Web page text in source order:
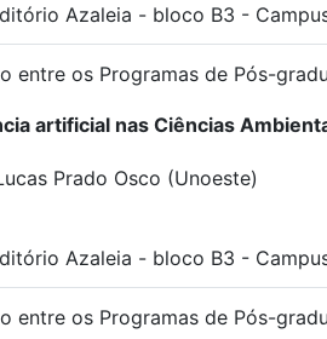
Azaleia - bloco B3 -
entre os Programas de Pós-
artificial nas Ciências
Prado Osco (Unoeste)
Azaleia - bloco B3 -
entre os Programas de Pós-